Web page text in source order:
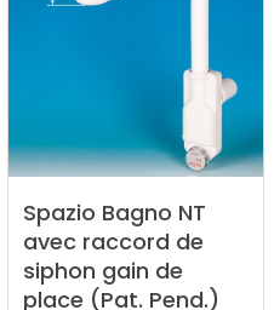
Spazio Bagno NT
avec raccord de
siphon gain de
place (Pat. Pend.)